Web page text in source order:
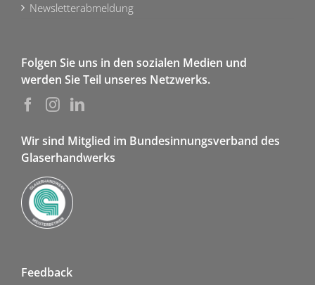
Newsletterabmeldung
Folgen Sie uns in den sozialen Medien und
werden Sie Teil unseres Netzwerks.
Wir sind Mitglied im Bundesinnungsverband des
Glaserhandwerks
Feedback